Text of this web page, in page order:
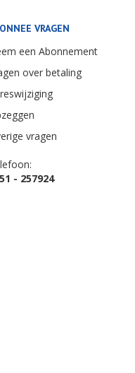
VRAGEN
een Abonnement
over betaling
vragen
- 257924